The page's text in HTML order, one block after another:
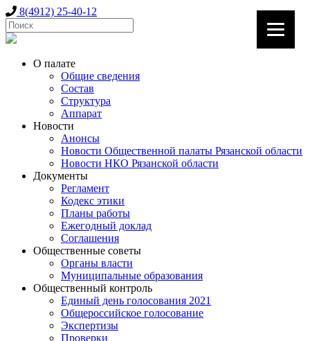
8(4912) 25-40-12
О палате
Общие сведения
Состав
Структура
Аппарат
Новости
Анонсы
Новости Общественной палаты Рязанской области
Новости НКО Рязанской области
Документы
Регламент
Кодекс этики
Планы работы
Ежегодный доклад
Соглашения
Общественные советы
Органы власти
Муниципальные образования
Общественный контроль
Единый день голосования 2021
Общероссийское голосование
Экспертизы
Проверки